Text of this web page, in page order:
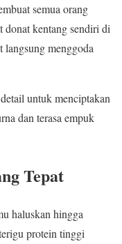
semua orang
donat kentang sendiri di
langsung menggoda
untuk menciptakan
dan terasa empuk
Tepat
haluskan hingga
protein tinggi